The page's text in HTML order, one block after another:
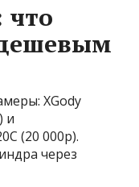
что
XGody
и
(20 000р).
через